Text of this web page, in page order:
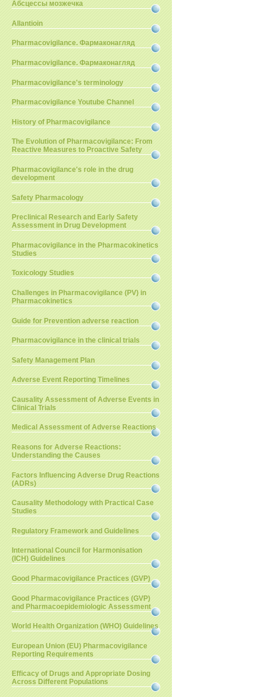
Абсцессы мозжечка
Allantioin
Pharmacovigilance. Фармаконагляд
Pharmacovigilance. Фармаконагляд
Pharmacovigilance's terminology
Pharmacovigilance Youtube Channel
History of Pharmacovigilance
The Evolution of Pharmacovigilance: From
Reactive Measures to Proactive Safety
Pharmacovigilance's role in the drug
development
Safety Pharmacology
Preclinical Research and Early Safety
Assessment in Drug Development
Pharmacovigilance in the Pharmacokinetics
Studies
Toxicology Studies
Challenges in Pharmacovigilance (PV) in
Pharmacokinetics
Guide for Prevention adverse reaction
Pharmacovigilance in the clinical trials
Safety Management Plan
Adverse Event Reporting Timelines
Causality Assessment of Adverse Events in
Clinical Trials
Medical Assessment of Adverse Reactions
Reasons for Adverse Reactions:
Understanding the Causes
Factors Influencing Adverse Drug Reactions
(ADRs)
Causality Methodology with Practical Case
Studies
Regulatory Framework and Guidelines
International Council for Harmonisation
(ICH) Guidelines
Good Pharmacovigilance Practices (GVP)
Good Pharmacovigilance Practices (GVP)
and Pharmacoepidemiologic Assessment
World Health Organization (WHO) Guidelines
European Union (EU) Pharmacovigilance
Reporting Requirements
Efficacy of Drugs and Appropriate Dosing
Across Different Populations